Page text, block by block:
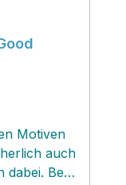
Motiven
auch
dabei. Bei